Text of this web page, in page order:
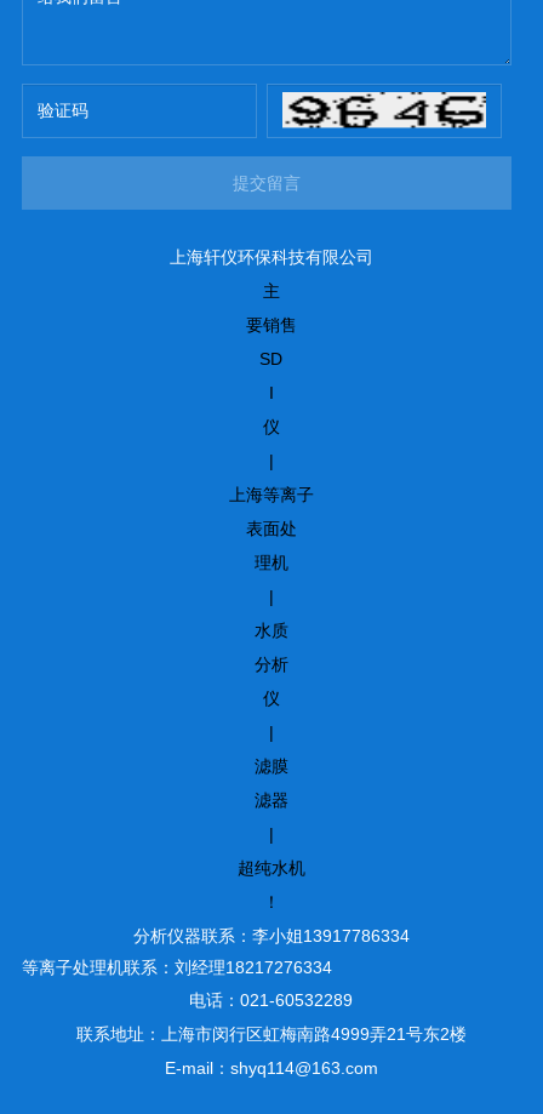
提交留言
上海轩仪环保科技有限公司
主
要销售
SD
I
仪
|
上海等离子
表面处
理机
|
水质
分析
仪
|
滤膜
滤器
|
超纯水机
！
分析仪器联系：李小姐13917786334
等离子处理机联系：刘经理18217276334
电话：021-60532289
联系地址：上海市闵行区虹梅南路4999弄21号东2楼
E-mail：shyq114@163.com